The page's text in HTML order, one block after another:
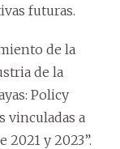
futuras.
de la
de la
Policy
vinculadas a
y 2023”.